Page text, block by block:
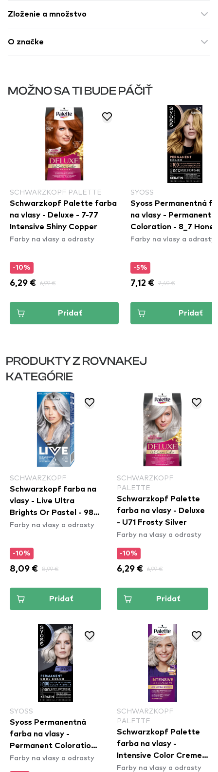
Zloženie a množstvo
O značke
MOŽNO SA TI BUDE PÁČIŤ
SCHWARZKOPF PALETTE
Schwarzkopf Palette farba
na vlasy - Deluxe - 7-77
Intensive Shiny Copper
Farby na vlasy a odrasty
-10%
6,29 € 6,99 €
Pridať
SYOSS
Syoss Permanentná
na vlasy - Permanent
Coloration - 8_7 Honey
Blond
Farby na vlasy a odrasty
-5%
7,12 € 7,49 €
Pridať
PRODUKTY Z ROVNAKEJ
KATEGÓRIE
SCHWARZKOPF
Schwarzkopf farba na
vlasy - Live Ultra
Brights Or Pastel - 98
Steel Silver
Farby na vlasy a odrasty
-10%
8,09 € 8,99 €
Pridať
SCHWARZKOPF
PALETTE
Schwarzkopf Palette
farba na vlasy - Deluxe
- U71 Frosty Silver
Farby na vlasy a odrasty
-10%
6,29 € 6,99 €
Pridať
SYOSS
Syoss Permanentná
farba na vlasy -
Permanent Coloration -
12_59 Cool Platinum
Farby na vlasy a odrasty
SCHWARZKOPF
PALETTE
Schwarzkopf Palette
farba na vlasy -
Intensive Color Creme -
9,5-21 Luminous Silver
Farby na vlasy a odrasty